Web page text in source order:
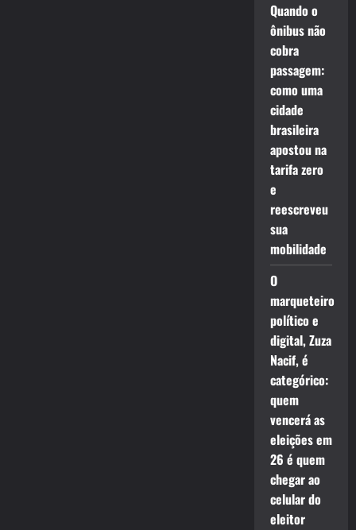
Quando o
ônibus não
cobra
passagem:
como uma
cidade
brasileira
apostou na
tarifa zero
e
reescreveu
sua
mobilidade
O
marqueteiro
político e
digital, Zuza
Nacif, é
categórico:
quem
vencerá as
eleições em
26 é quem
chegar ao
celular do
eleitor